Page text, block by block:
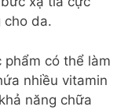
cho da.
có thể làm
nhiều vitamin
năng chữa